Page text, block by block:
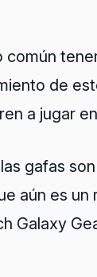
de
a jugar
gafas
aún es un
Galaxy